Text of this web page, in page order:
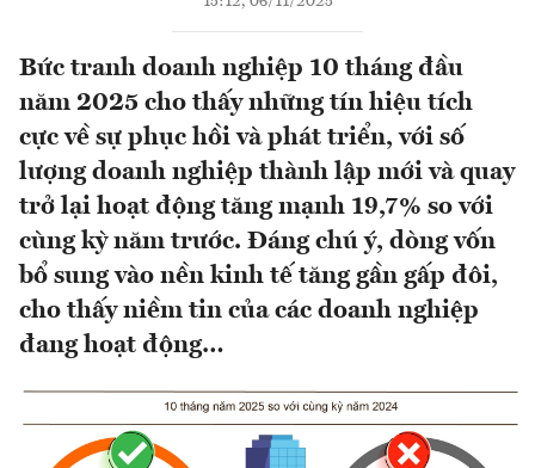
Bức tranh doanh nghiệp 10 tháng đầu
năm 2025 cho thấy những tín hiệu tích
cực về sự phục hồi và phát triển, với số
lượng doanh nghiệp thành lập mới và quay
trở lại hoạt động tăng mạnh 19,7% so với
cùng kỳ năm trước. Đáng chú ý, dòng vốn
bổ sung vào nền kinh tế tăng gần gấp đôi,
cho thấy niềm tin của các doanh nghiệp
đang hoạt động…